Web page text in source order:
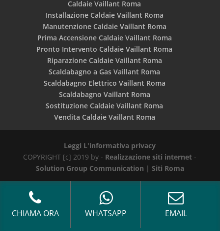
Caldaie Vaillant Roma
Installazione Caldaie Vaillant Roma
Manutenzione Caldaie Vaillant Roma
Prima Accensione Caldaie Vaillant Roma
Pronto Intervento Caldaie Vaillant Roma
Riparazione Caldaie Vaillant Roma
Scaldabagno a Gas Vaillant Roma
Scaldabagno Elettrico Vaillant Roma
Scaldabagno Vaillant Roma
Sostituzione Caldaie Vaillant Roma
Vendita Caldaie Vaillant Roma
Leggi L'informativa privacy
COPYRIGHT [c] 2019 by - Realizzazione siti internet -
Solution Group Communication | Siti Roma
CHIAMA ORA WHATSAPP EMAIL